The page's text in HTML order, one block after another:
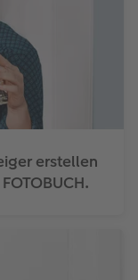
erstellen